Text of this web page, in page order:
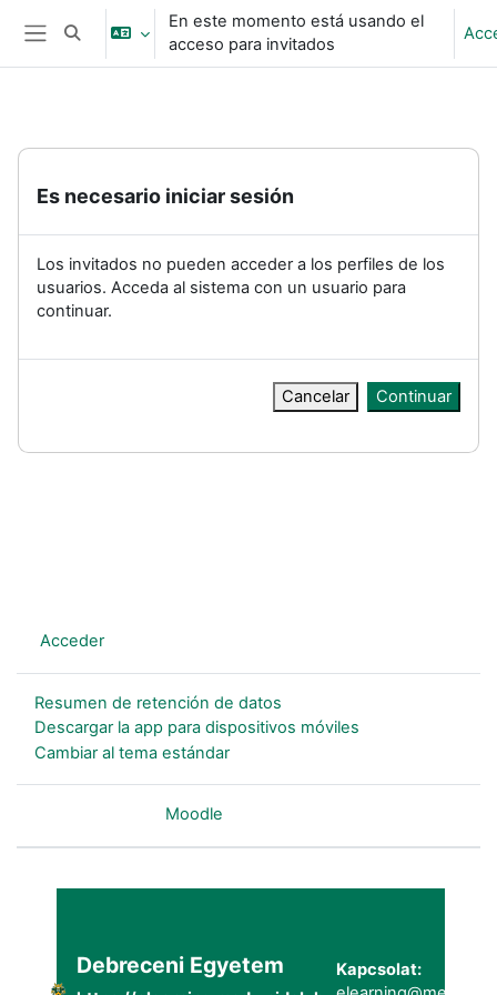
Salta al contenido principal
Panel lateral
Selector de búsqueda de entrada
En este momento está usando el
acceso para invitados
Es necesario iniciar sesión
Los invitados no pueden acceder a los perfiles de los
usuarios. Acceda al sistema con un usuario para
continuar.
Cancelar Continuar
Acceder)
Resumen de retención de datos
Descargar la app para dispositivos móviles
Cambiar al tema estándar
Moodle
Debreceni Egyetem
Kapcsolat: